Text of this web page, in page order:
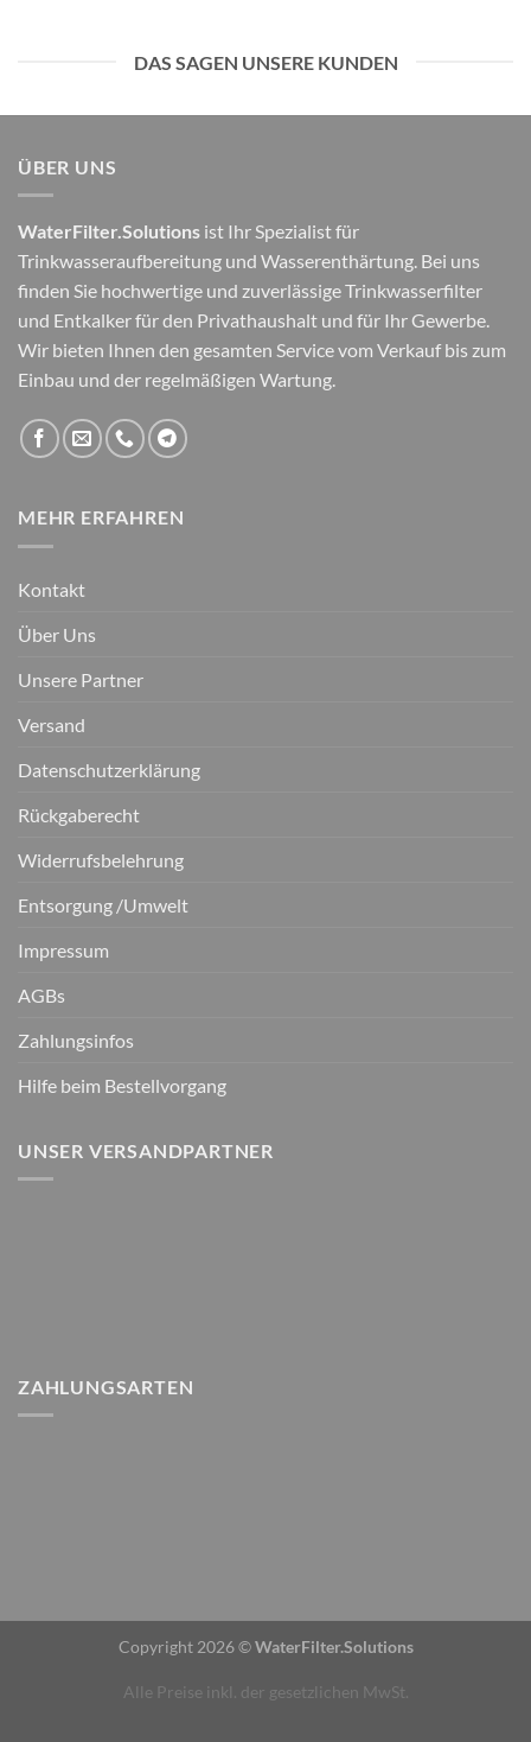
DAS SAGEN UNSERE KUNDEN
ÜBER UNS
WaterFilter.Solutions ist Ihr Spezialist für
Trinkwasseraufbereitung und Wasserenthärtung. Bei uns
finden Sie hochwertige und zuverlässige Trinkwasserfilter
und Entkalker für den Privathaushalt und für Ihr Gewerbe.
Wir bieten Ihnen den gesamten Service vom Verkauf bis zum
Einbau und der regelmäßigen Wartung.
MEHR ERFAHREN
Kontakt
Über Uns
Unsere Partner
Versand
Datenschutzerklärung
Rückgaberecht
Widerrufsbelehrung
Entsorgung /Umwelt
Impressum
AGBs
Zahlungsinfos
Hilfe beim Bestellvorgang
UNSER VERSANDPARTNER
ZAHLUNGSARTEN
Copyright 2026 ©WaterFilter.Solutions
Alle Preise inkl. der gesetzlichen MwSt.